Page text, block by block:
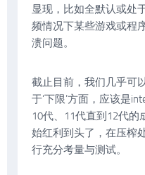
显现，比如全默认或处
频情况下某些游戏或程
溃问题。
截止目前，我们几乎可
于‘下限’方面，应该是
10代、11代直到12代
始红利到头了，在压榨
行充分考量与测试。